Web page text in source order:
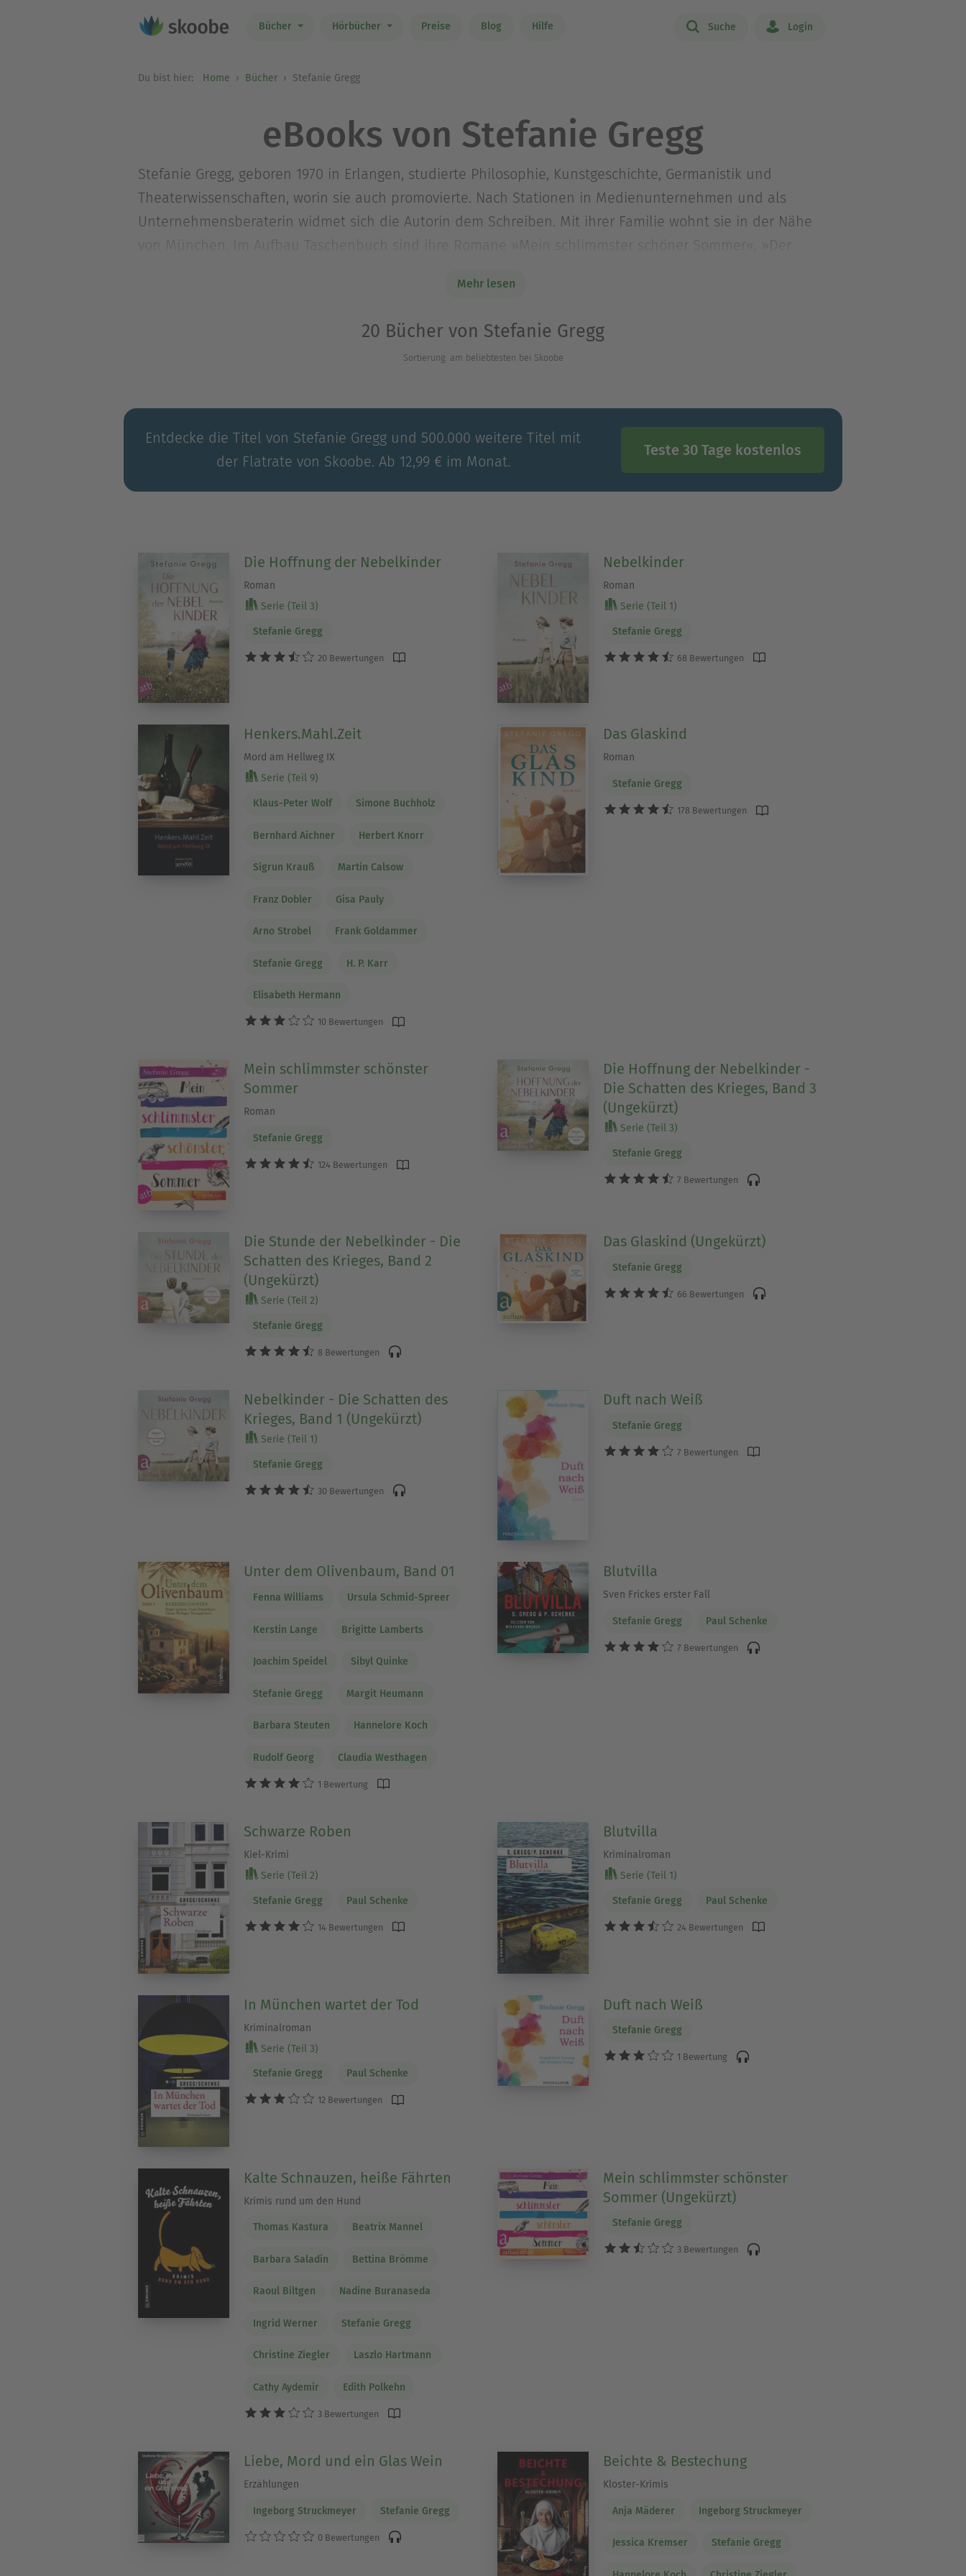
Bücher Hörbücher Preise Blog Hilfe Suche Login
Du bist hier: Home Bücher Stefanie Gregg
eBooks von Stefanie Gregg
Stefanie Gregg, geboren 1970 in Erlangen, studierte Philosophie, Kunstgeschichte, Germanistik und
Theaterwissenschaften, worin sie auch promovierte. Nach Stationen in Medienunternehmen und als
Unternehmensberaterin widmet sich die Autorin dem Schreiben. Mit ihrer Familie wohnt sie in der Nähe
von München. Im Aufbau Taschenbuch sind ihre Romane »Mein schlimmster schöner Sommer«, »Der
Mehr lesen
20 Bücher von Stefanie Gregg
Sortierung: am beliebtesten bei Skoobe
Entdecke die Titel von Stefanie Gregg und 500.000 weitere Titel mit
der Flatrate von Skoobe. Ab 12,99 € im Monat.
Teste 30 Tage kostenlos
Die Hoffnung der Nebelkinder
Roman
Serie (Teil 3)
Stefanie Gregg
20 Bewertungen
Nebelkinder
Roman
Serie (Teil 1)
Stefanie Gregg
68 Bewertungen
Henkers.Mahl.Zeit
Mord am Hellweg IX
Serie (Teil 9)
Klaus-Peter Wolf Simone Buchholz
Bernhard Aichner Herbert Knorr
Sigrun Krauß Martin Calsow
Franz Dobler Gisa Pauly
Arno Strobel Frank Goldammer
Stefanie Gregg H. P. Karr
Elisabeth Hermann
10 Bewertungen
Das Glaskind
Roman
Stefanie Gregg
178 Bewertungen
Mein schlimmster schönster
Sommer
Roman
Stefanie Gregg
124 Bewertungen
Die Hoffnung der Nebelkinder -
Die Schatten des Krieges, Band 3
(Ungekürzt)
Serie (Teil 3)
Stefanie Gregg
7 Bewertungen
Die Stunde der Nebelkinder - Die
Schatten des Krieges, Band 2
(Ungekürzt)
Serie (Teil 2)
Stefanie Gregg
8 Bewertungen
Das Glaskind (Ungekürzt)
Stefanie Gregg
66 Bewertungen
Nebelkinder - Die Schatten des
Krieges, Band 1 (Ungekürzt)
Serie (Teil 1)
Stefanie Gregg
30 Bewertungen
Duft nach Weiß
Stefanie Gregg
7 Bewertungen
Unter dem Olivenbaum, Band 01
Fenna Williams Ursula Schmid-Spreer
Kerstin Lange Brigitte Lamberts
Joachim Speidel Sibyl Quinke
Stefanie Gregg Margit Heumann
Barbara Steuten Hannelore Koch
Rudolf Georg Claudia Westhagen
1 Bewertung
Blutvilla
Sven Frickes erster Fall
Stefanie Gregg Paul Schenke
7 Bewertungen
Schwarze Roben
Kiel-Krimi
Serie (Teil 2)
Stefanie Gregg Paul Schenke
14 Bewertungen
Blutvilla
Kriminalroman
Serie (Teil 1)
Stefanie Gregg Paul Schenke
24 Bewertungen
In München wartet der Tod
Kriminalroman
Serie (Teil 3)
Stefanie Gregg Paul Schenke
12 Bewertungen
Duft nach Weiß
Stefanie Gregg
1 Bewertung
Kalte Schnauzen, heiße Fährten
Krimis rund um den Hund
Thomas Kastura Beatrix Mannel
Barbara Saladin Bettina Brömme
Raoul Biltgen Nadine Buranaseda
Ingrid Werner Stefanie Gregg
Christine Ziegler Laszlo Hartmann
Cathy Aydemir Edith Polkehn
3 Bewertungen
Mein schlimmster schönster
Sommer (Ungekürzt)
Stefanie Gregg
3 Bewertungen
Liebe, Mord und ein Glas Wein
Erzählungen
Ingeborg Struckmeyer Stefanie Gregg
0 Bewertungen
Beichte & Bestechung
Kloster-Krimis
Anja Mäderer Ingeborg Struckmeyer
Jessica Kremser Stefanie Gregg